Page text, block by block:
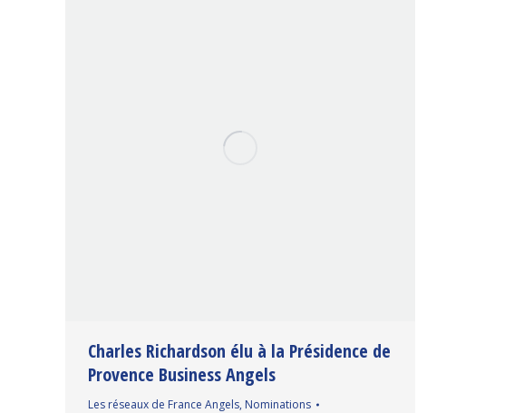
Charles Richardson élu à la Présidence de
Provence Business Angels
Les réseaux de France Angels, Nominations